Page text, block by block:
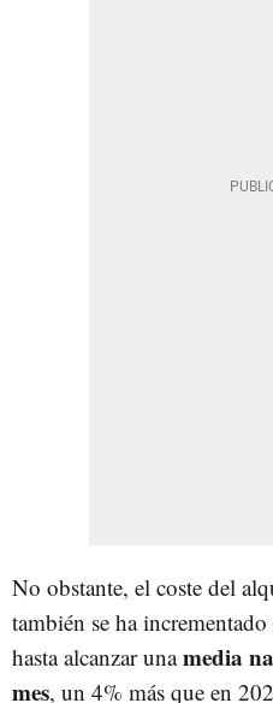
No obstante, el coste del
también se ha
hasta alcanzar unamedia
mes, un 4% más que en